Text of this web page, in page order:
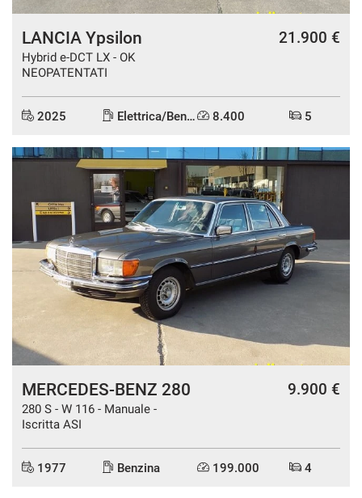
LANCIA Ypsilon
Hybrid e-DCT LX - OK
NEOPATENTATI
21.900 €
2025 Elettrica/Benzina 8.400 5
MERCEDES-BENZ 280
280 S - W 116 - Manuale -
Iscritta ASI
9.900 €
1977 Benzina 199.000 4